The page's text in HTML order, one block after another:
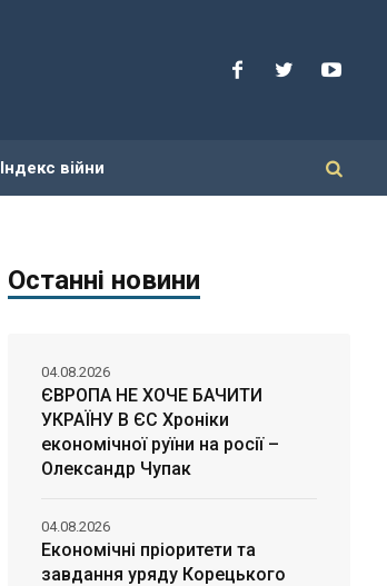
Індекс війни
Останні новини
ЄВРОПА НЕ ХОЧЕ БАЧИТИ
УКРАЇНУ В ЄС Хроніки
економічної руїни на росії –
Олександр Чупак
04.08.2026
Економічні пріоритети та
завдання уряду Корецького
04.08.2026